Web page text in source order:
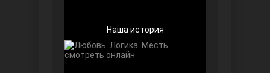
Наша история